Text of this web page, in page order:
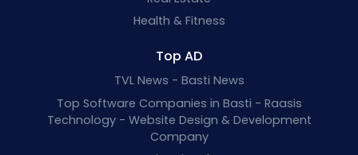
Health & Fitness
Top AD
TVL News - Basti News
Top Software Companies in Basti - Raasis
Technology - Website Design & Development
Company